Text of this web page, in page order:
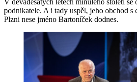
podnikatele. A i tady uspěl, jeho obchod
Plzni nese jméno Bartoníček dodnes.